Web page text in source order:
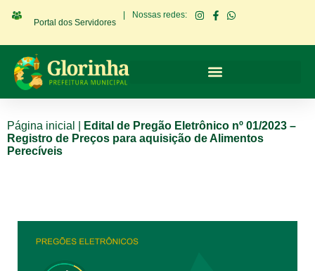
Portal dos Servidores
Nossas redes:
Página inicial
Edital de Pregão Eletrônico nº 01/2023 –
Registro de Preços para aquisição de Alimentos
Perecíveis